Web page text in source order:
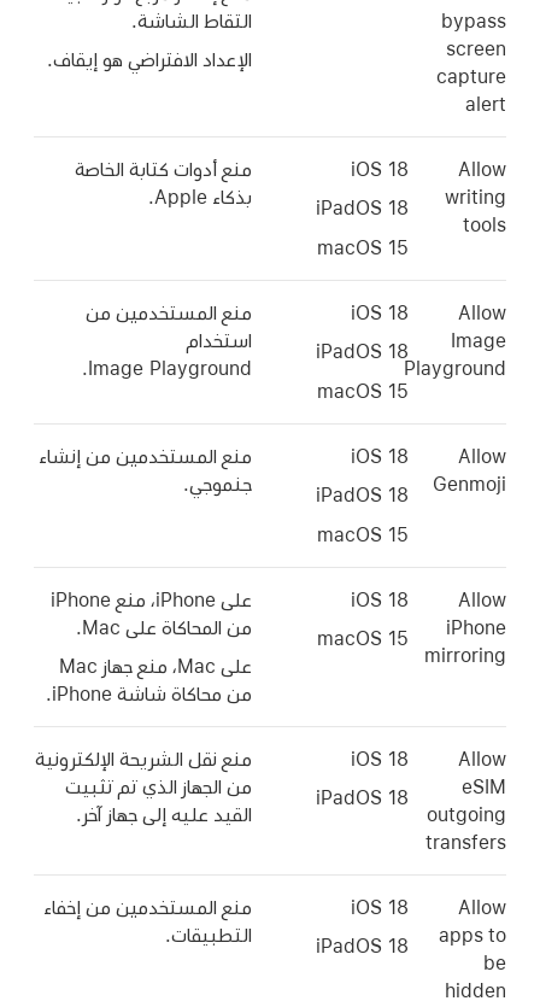
bypass
screen
capture
alert
التقاط الشاشة.
الإعداد الافتراضي هو إيقاف.
Allow
writing
tools
iOS 18
iPadOS 18
macOS 15
منع أدوات كتابة الخاصة
بذكاء Apple.
Allow
Image
Playground
iOS 18
iPadOS 18
macOS 15
منع المستخدمين من
استخدام
Image Playground.
Allow
Genmoji
iOS 18
iPadOS 18
macOS 15
منع المستخدمين من إنشاء
جنموجي.
Allow
iPhone
mirroring
iOS 18
macOS 15
على iPhone، منع iPhone
من المحاكاة على Mac.
على Mac، منع جهاز Mac
من محاكاة شاشة iPhone.
Allow
eSIM
outgoing
transfers
iOS 18
iPadOS 18
منع نقل الشريحة الإلكترونية
من الجهاز الذي تم تثبيت
القيد عليه إلى جهاز آخر.
Allow
apps to
be
hidden
iOS 18
iPadOS 18
منع المستخدمين من إخفاء
التطبيقات.